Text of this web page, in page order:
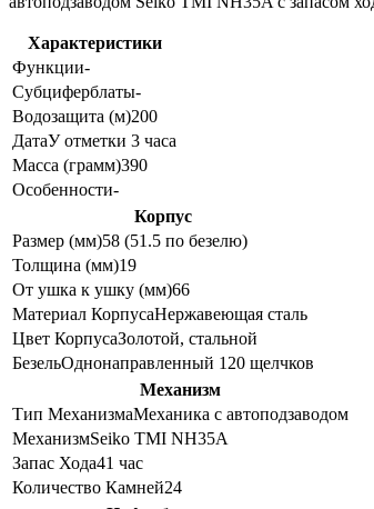
Характеристики
Функции-
Субциферблаты-
Водозащита (м)200
ДатаУ отметки 3 часа
Масса (грамм)390
Особенности-
Корпус
Размер (мм)58 (51.5 по безелю)
Толщина (мм)19
От ушка к ушку (мм)66
Материал КорпусаНержавеющая сталь
Цвет КорпусаЗолотой, стальной
БезельОднонаправленный 120 щелчков
Механизм
Тип МеханизмаМеханика с автоподзаводом
МеханизмSeiko TMI NH35A
Запас Хода41 час
Количество Камней24